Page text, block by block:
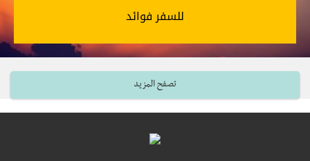
للسفر فوائد‎
تصفح المزيد